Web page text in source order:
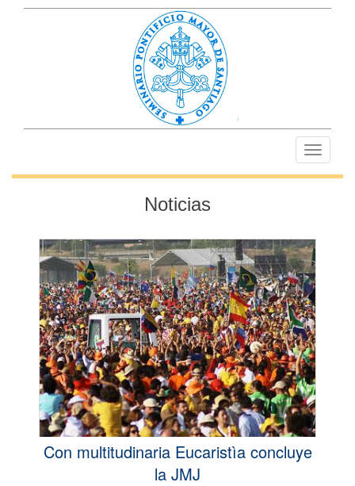
Toggle
Noticias
Con multitudinaria Eucaristìa concluye
la JMJ